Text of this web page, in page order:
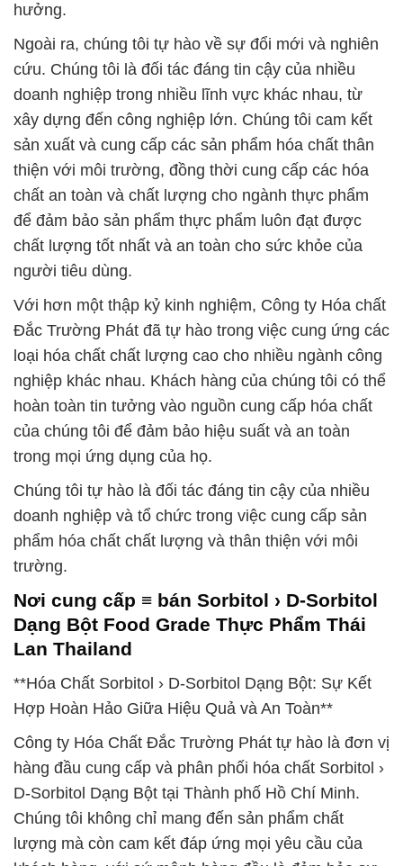
hưởng.
Ngoài ra, chúng tôi tự hào về sự đổi mới và nghiên
cứu. Chúng tôi là đối tác đáng tin cậy của nhiều
doanh nghiệp trong nhiều lĩnh vực khác nhau, từ
xây dựng đến công nghiệp lớn. Chúng tôi cam kết
sản xuất và cung cấp các sản phẩm hóa chất thân
thiện với môi trường, đồng thời cung cấp các hóa
chất an toàn và chất lượng cho ngành thực phẩm
để đảm bảo sản phẩm thực phẩm luôn đạt được
chất lượng tốt nhất và an toàn cho sức khỏe của
người tiêu dùng.
Với hơn một thập kỷ kinh nghiệm, Công ty Hóa chất
Đắc Trường Phát đã tự hào trong việc cung ứng các
loại hóa chất chất lượng cao cho nhiều ngành công
nghiệp khác nhau. Khách hàng của chúng tôi có thể
hoàn toàn tin tưởng vào nguồn cung cấp hóa chất
của chúng tôi để đảm bảo hiệu suất và an toàn
trong mọi ứng dụng của họ.
Chúng tôi tự hào là đối tác đáng tin cậy của nhiều
doanh nghiệp và tổ chức trong việc cung cấp sản
phẩm hóa chất chất lượng và thân thiện với môi
trường.
Nơi cung cấp ≡ bán Sorbitol › D-Sorbitol
Dạng Bột Food Grade Thực Phẩm Thái
Lan Thailand
**Hóa Chất Sorbitol › D-Sorbitol Dạng Bột: Sự Kết
Hợp Hoàn Hảo Giữa Hiệu Quả và An Toàn**
Công ty Hóa Chất Đắc Trường Phát tự hào là đơn vị
hàng đầu cung cấp và phân phối hóa chất Sorbitol ›
D-Sorbitol Dạng Bột tại Thành phố Hồ Chí Minh.
Chúng tôi không chỉ mang đến sản phẩm chất
lượng mà còn cam kết đáp ứng mọi yêu cầu của